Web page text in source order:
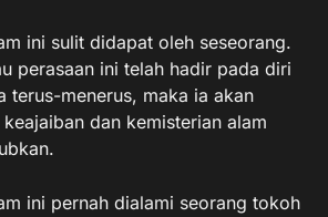
ini sulit didapat oleh seseorang.
perasaan ini telah hadir pada diri
terus-menerus, maka ia akan
dan kemisterian alam
ini pernah dialami seorang tokoh